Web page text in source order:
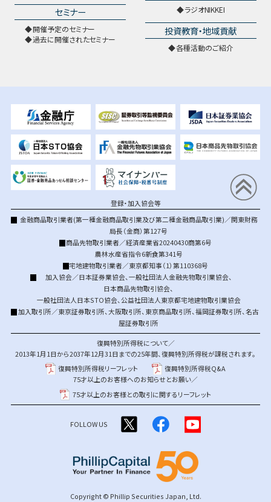
セミナー
開催予定のセミナー
過去に開催されたセミナー
ラジオNIKKEI
投資教育・地域貢献
各種活動のご紹介
登録・加入協会等
金融商品取引業者(第一種金融商品取引業及び第二種金融商品取引業)／関東財務
局長（金商）第127号
商品先物取引業者／経済産業省20240430商第6号
農林水産省指令6新食第341号
宅地建物取引業者／東京都知事（1）第110368号
加入協会／日本証券業協会、一般社団法人金融先物取引業協会、
日本商品先物取引協会、
一般社団法人日本STO協会、公益社団法人東京都宅地建物取引業協会
加入取引所／東京証券取引所、大阪取引所、 東京商品取引所、福岡証券取引所、名古
屋証券取引所
復興特別所得税について／
2013年1月1日から2037年12月31日までの25年間、復興特別所得税が課税されます。
復興特別所得税リーフレット
復興特別所得税Q&A
75才以上のお客様へのお知らせとお願い／
75才以上のお客様との取引に関するリーフレット
FOLLOW US
Copyright © Phillip Securities Japan, Ltd.